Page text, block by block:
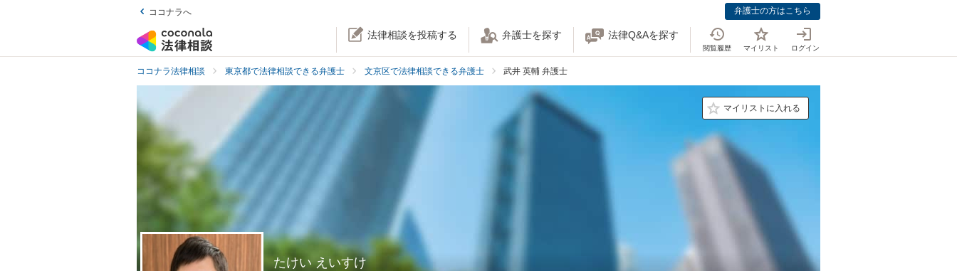
ココナラへ 弁護士の方はこちら
法律相談を投稿する 弁護士を探す 法律Q&Aを探す
閲覧履歴 マイリスト ログイン
ココナラ法律相談 東京都で法律相談できる弁護士 文京区で法律相談できる弁護士 武井 英輔 弁護士
マイリストに入れる
たけい えいすけ